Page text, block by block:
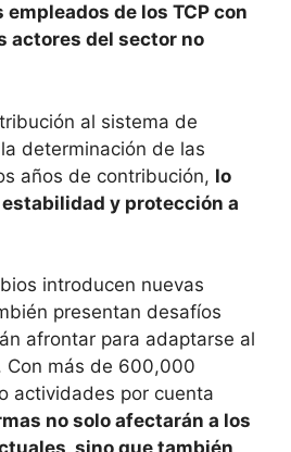
de los TCP con
actores del sector no
al sistema de
determinación de las
años de contribución, lo
y protección a
introducen nuevas
presentan desafíos
afrontar para adaptarse al
Con más de 600,000
actividades por cuenta
no solo afectarán a los